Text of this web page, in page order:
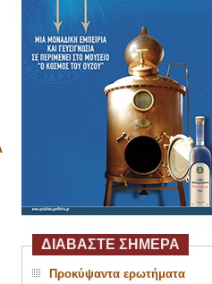
ΔΙΑΒΑΣΤΕ ΣΗΜΕΡΑ
Προκύψαντα ερωτήματα